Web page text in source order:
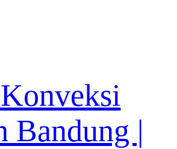
Bandung |